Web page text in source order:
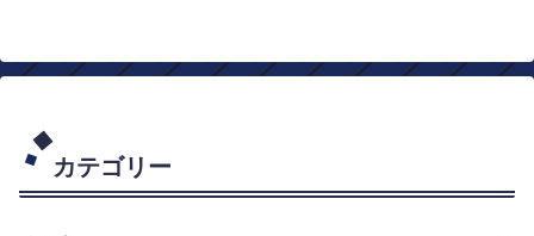
カテゴリー